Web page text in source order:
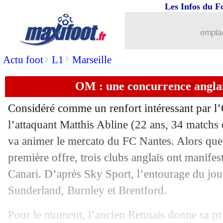
Actu foot> L1 > Marseille
Les Infos du
OM : une concurrence
Considéré comme un renfort intéressant par
l’attaquant Matthis Abline (22 ans, 34 matchs
va animer le mercato du FC Nantes. Alors
première offre, trois clubs anglais ont
Canari. D’après Sky Sport, l’entourage du
Sunderland, Burnley et Brentford.
Pour le moment, l’ancien Rennais donne sa
: Tudor pousse pour avoir
10/06 Milan: l'Atletico veut récupérer
10/06 Real: D. Huijsen - "le club de ma vie"
10/06 Le Havre: Confais quitte le club
Dortmund : Jobe Bellingham a
10/06 Lecce: le coach Giampaolo limogé
: Textor voulait vendre Cherki